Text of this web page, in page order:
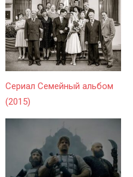
Сериал Семейный альбом
(2015)